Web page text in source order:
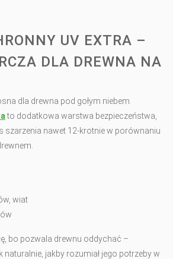
UV EXTRA –
DLA DREWNA NA
dla drewna pod gołym niebem.
to dodatkowa warstwa bezpieczeństwa,
szarzenia nawet 12-krotnie w porównaniu
wiat
bo pozwala drewnu oddychać –
naturalnie, jakby rozumiał jego potrzeby w